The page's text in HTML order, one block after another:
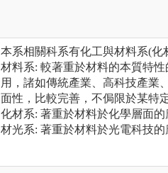
本系相關科系有化工與材料系(化
材料系: 較著重於材料的本質特
用，諸如傳統產業、高科技產業
面性，比較完善，不侷限於某特
化材系: 著重於材料於化學層面的
材光系: 著重於材料於光電科技的